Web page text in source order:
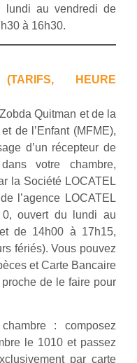
lundi au vendredi de
à 16h30.
(TARIFS, HEURE
Quitman et de la
de l’Enfant (MFME),
d’un récepteur de
votre chambre,
la Société LOCATEL
l’agence LOCATEL
ouvert du lundi au
de 14h00 à 17h15,
fériés). Vous pouvez
et Carte Bancaire
de le faire pour
: composez
le 1010 et passez
par carte